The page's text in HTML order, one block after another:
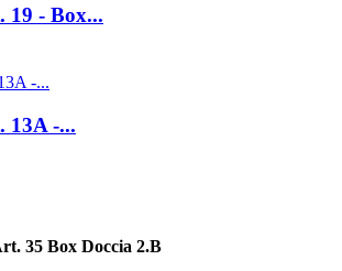
19 - Box...
13A -...
35 Box Doccia 2.B